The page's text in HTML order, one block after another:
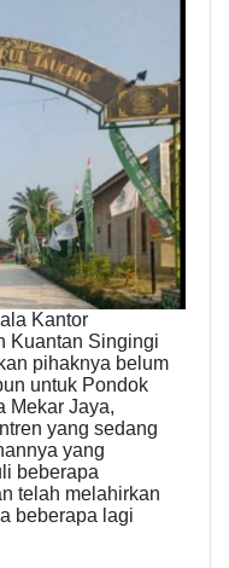
Kantor
Kuantan Singingi
pihaknya belum
untuk Pondok
Mekar Jaya,
yang sedang
yang
beberapa
telah melahirkan
beberapa lagi